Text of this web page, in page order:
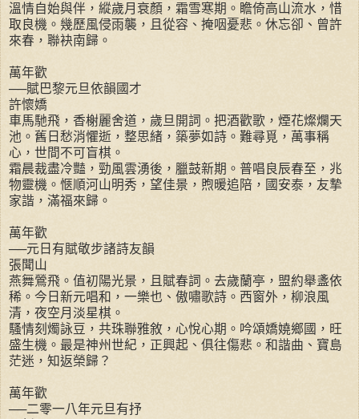
溫情自始與伴，縱歲月衰顏，霜雪寒期。瞻倚高山流水，惜
取良機。幾歷風侵雨襲，且從容、掩咽憂悲。休忘卻、曾許
來春，聯袂南歸。
萬年歡
──賦巴黎元旦依韻國才
許懷嬌
車馬馳飛，香榭麗舍道，歲旦開詞。把酒歡歌，煙花燦爛天
池。舊日愁消懼逝，整思緒，築夢如詩。難尋覓，萬事稱
心，世間不可盲棋。
霜晨裁盡冷豔，勁風雲湧後，臘鼓新期。普唱良辰春至，兆
物靈機。愜順河山明秀，望佳景，煦暖追陪，國安泰，友摯
家諧，滿福來歸。
萬年歡
──元日有賦敬步諸詩友韻
張聞山
燕舞鶯飛。值初陽光景，且賦春詞。去歲蘭亭，盟約舉盞依
稀。今日新元唱和，一樂也、傲嘯歌詩。西窗外，柳浪風
清，夜空月淡星棋。
騷情刻燭詠豆，共珠聯雅敘，心悅心期。吟頌嬌嬈鄉國，旺
盛生機。最是神州世紀，正興起、俱往傷悲。和諧曲、寶島
茫迷，知返榮歸？
萬年歡
──二零一八年元旦有抒